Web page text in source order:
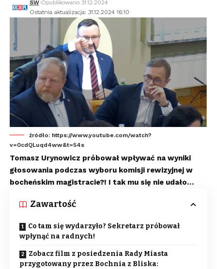
Ostatnia aktualizacja: 31.12.2024 16:10
SW Opublikowano 31.12.2024
źródło: https://www.youtube.com/watch?
v=0cdQLuqd4ww&t=54s
Tomasz Urynowicz próbował wpływać na wyniki
głosowania podczas wyboru komisji rewizyjnej w
bocheńskim magistracie?! I tak mu się nie udało…
Zawartość
Co tam się wydarzyło? Sekretarz próbował
wpłynąć na radnych!
Zobacz film z posiedzenia Rady Miasta
przygotowany przez Bochnia z Bliska: